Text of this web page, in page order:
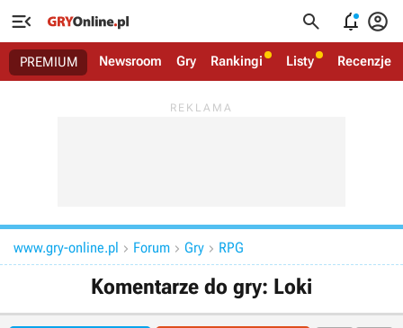
   
PREMIUM Newsroom Gry Rankingi Listy Recenzje
www.gry-online.pl  Forum  Gry  RPG
Komentarze do gry: Loki